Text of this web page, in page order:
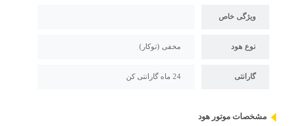
ویژگی خاص
نوع هود مخفی (توکار)
گارانتی 24 ماه گارانتی کن
مشخصات موتور هود